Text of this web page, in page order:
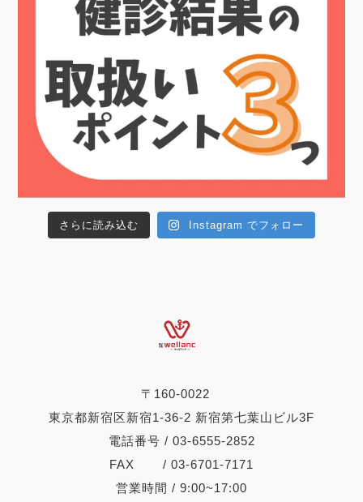
〒160-0022
東京都新宿区新宿1-36-2 新宿第七葉山ビル3F
電話番号 / 03-6555-2852
FAX / 03-6701-7171
営業時間 / 9:00~17:00
さらに読み込む Instagram でフォロー